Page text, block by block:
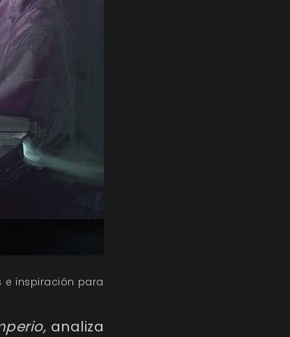
e inspiración para
analiza